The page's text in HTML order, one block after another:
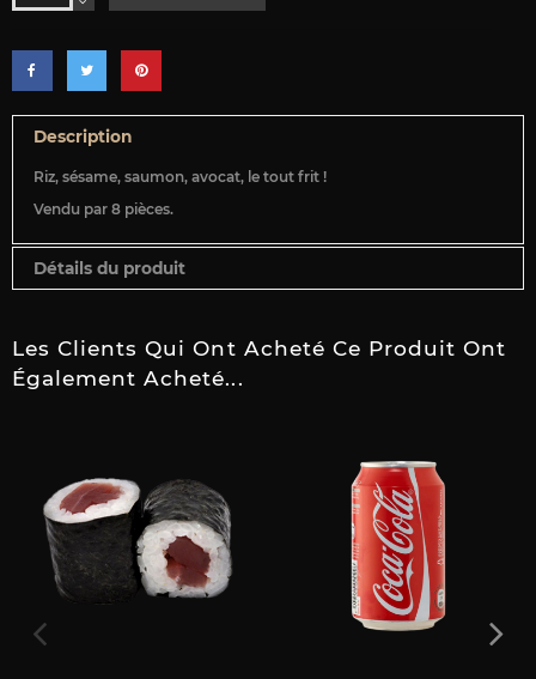
Description
Riz, sésame, saumon, avocat, le tout frit !
Vendu par 8 pièces.
Détails du produit
Les Clients Qui Ont Acheté Ce Produit Ont
Également Acheté...